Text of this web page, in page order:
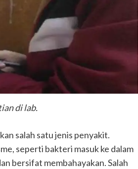
di lab.
salah satu jenis penyakit.
seperti bakteri masuk ke dalam
bersifat membahayakan. Salah